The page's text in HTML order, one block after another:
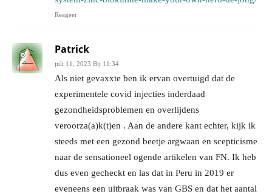
Reageer
Patrick
juli 11, 2023 Bij 11:34
Als niet gevaxxte ben ik ervan overtuigd dat de
experimentele covid injecties inderdaad
gezondheidsproblemen en overlijdens
veroorza(a)k(t)en . Aan de andere kant echter, kijk ik
steeds met een gezond beetje argwaan en scepticisme
naar de sensationeel ogende artikelen van FN. Ik heb
dus even gecheckt en las dat in Peru in 2019 er
eveneens een uitbraak was van GBS en dat het aantal